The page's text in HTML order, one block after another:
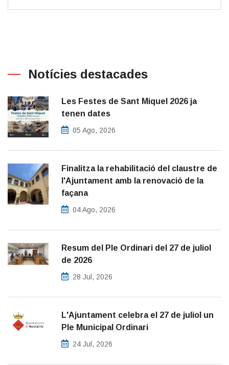
Notícies destacades
Les Festes de Sant Miquel 2026 ja
tenen dates
05 Ago, 2026
Finalitza la rehabilitació del claustre de
l'Ajuntament amb la renovació de la
façana
04 Ago, 2026
Resum del Ple Ordinari del 27 de juliol
de 2026
28 Jul, 2026
L'Ajuntament celebra el 27 de juliol un
Ple Municipal Ordinari
24 Jul, 2026